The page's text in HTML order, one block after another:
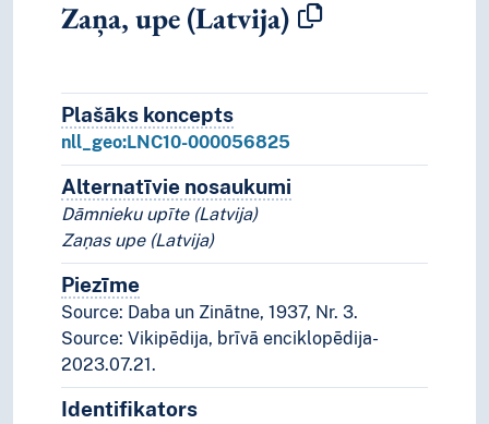
Zaņa, upe (Latvija)
Plašāks konceptsPlašāks koncepts
nll_geo:LNC10-000056825
Alternatīvie nosaukumi
Dāmnieku upīte (Latvija)
Zaņas upe (Latvija)
PiezīmePiezīmes
Source: Daba un Zinātne, 1937, Nr. 3.
Source: Vikipēdija, brīvā enciklopēdija-
2023.07.21.
Identifikators